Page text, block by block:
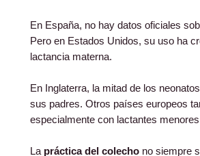
En España, no hay datos oficiales
Pero en Estados Unidos, su uso ha
lactancia materna.
En Inglaterra, la mitad de los
sus padres. Otros países europeos
especialmente con lactantes
La práctica del colecho no siempre